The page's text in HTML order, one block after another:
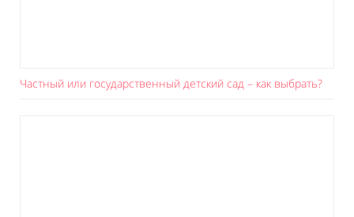
Частный или государственный детский сад – как выбрать?